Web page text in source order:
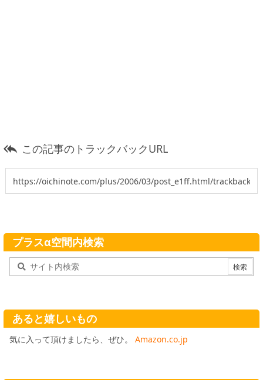
 この記事のトラックバックURL
プラスα空間内検索
あると嬉しいもの
気に入って頂けましたら、ぜひ。 Amazon.co.jp